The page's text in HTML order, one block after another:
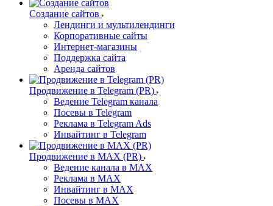
Создание сайтов
Лендинги и мультилендинги
Корпоративные сайты
Интернет-магазины
Поддержка сайта
Аренда сайтов
Продвижение в Telegram (PR)
Ведение Telegram канала
Посевы в Telegram
Реклама в Telegram Ads
Инвайтинг в Telegram
Продвижение в MAX (PR)
Ведение канала в MAX
Реклама в MAX
Инвайтинг в MAX
Посевы в MAX